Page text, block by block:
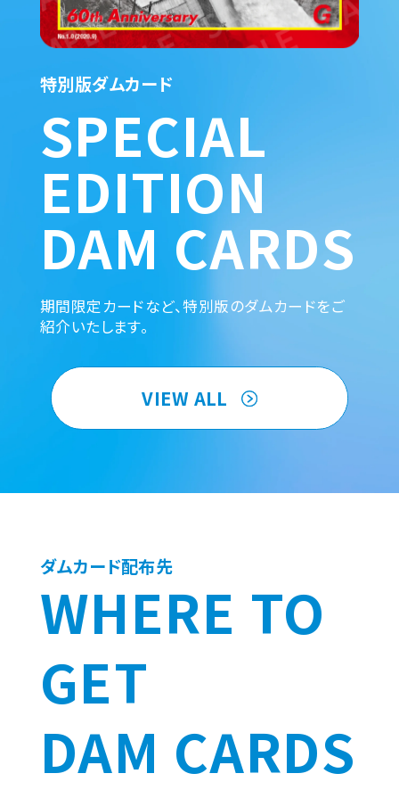
特別版ダムカード
SPECIAL
EDITION
DAM CARDS
期間限定カードなど、特別版のダムカードをご
紹介いたします。
VIEW ALL
ダムカード配布先
WHERE TO
GET
DAM CARDS